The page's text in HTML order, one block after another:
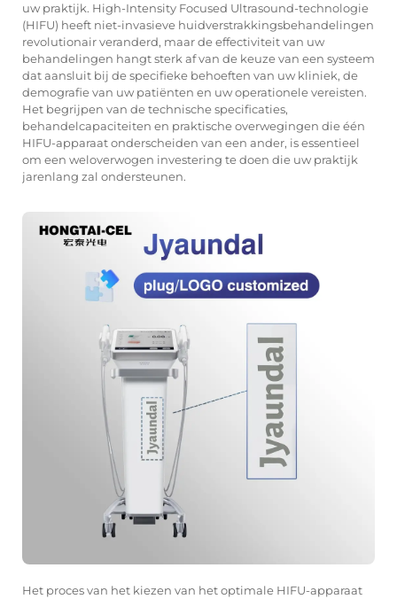
uw praktijk. High-Intensity Focused Ultrasound-technologie
(HIFU) heeft niet-invasieve huidverstrakkingsbehandelingen
revolutionair veranderd, maar de effectiviteit van uw
behandelingen hangt sterk af van de keuze van een systeem
dat aansluit bij de specifieke behoeften van uw kliniek, de
demografie van uw patiënten en uw operationele vereisten.
Het begrijpen van de technische specificaties,
behandelcapaciteiten en praktische overwegingen die één
HIFU-apparaat onderscheiden van een ander, is essentieel
om een weloverwogen investering te doen die uw praktijk
jarenlang zal ondersteunen.
Het proces van het kiezen van het optimale HIFU-apparaat